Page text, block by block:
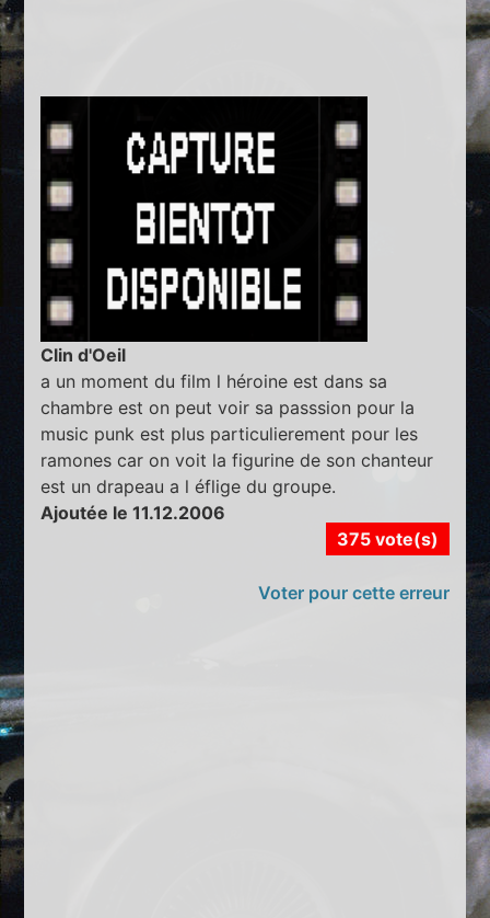
Clin d'Oeil
a un moment du film l héroine est dans sa
chambre est on peut voir sa passsion pour la
music punk est plus particulierement pour les
ramones car on voit la figurine de son chanteur
est un drapeau a l éflige du groupe.
Ajoutée le 11.12.2006
375 vote(s)
Voter pour cette erreur